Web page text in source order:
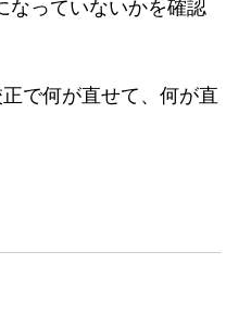
なっていないかを確認
で何が直せて、何が直